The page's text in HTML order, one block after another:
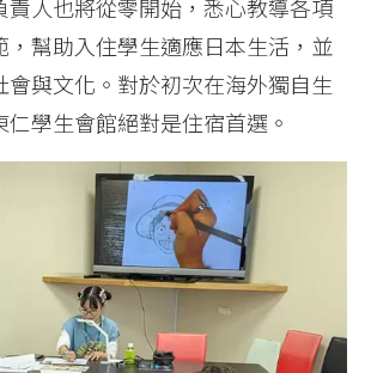
責人也將從零開始，悉心教導各項
，幫助入住學生適應日本生活，並
會與文化。對於初次在海外獨自生
學生會館絕對是住宿首選。